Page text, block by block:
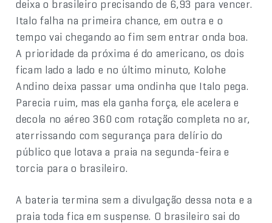
deixa o brasileiro precisando de 6,93 para vencer.
Italo falha na primeira chance, em outra e o
tempo vai chegando ao fim sem entrar onda boa.
A prioridade da próxima é do americano, os dois
ficam lado a lado e no último minuto, Kolohe
Andino deixa passar uma ondinha que Italo pega.
Parecia ruim, mas ela ganha força, ele acelera e
decola no aéreo 360 com rotação completa no ar,
aterrissando com segurança para delírio do
público que lotava a praia na segunda-feira e
torcia para o brasileiro.
A bateria termina sem a divulgação dessa nota e a
praia toda fica em suspense. O brasileiro sai do